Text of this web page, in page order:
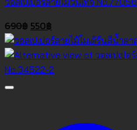
690฿ Original
price
was:
690฿.
550฿
price
is:
550฿.